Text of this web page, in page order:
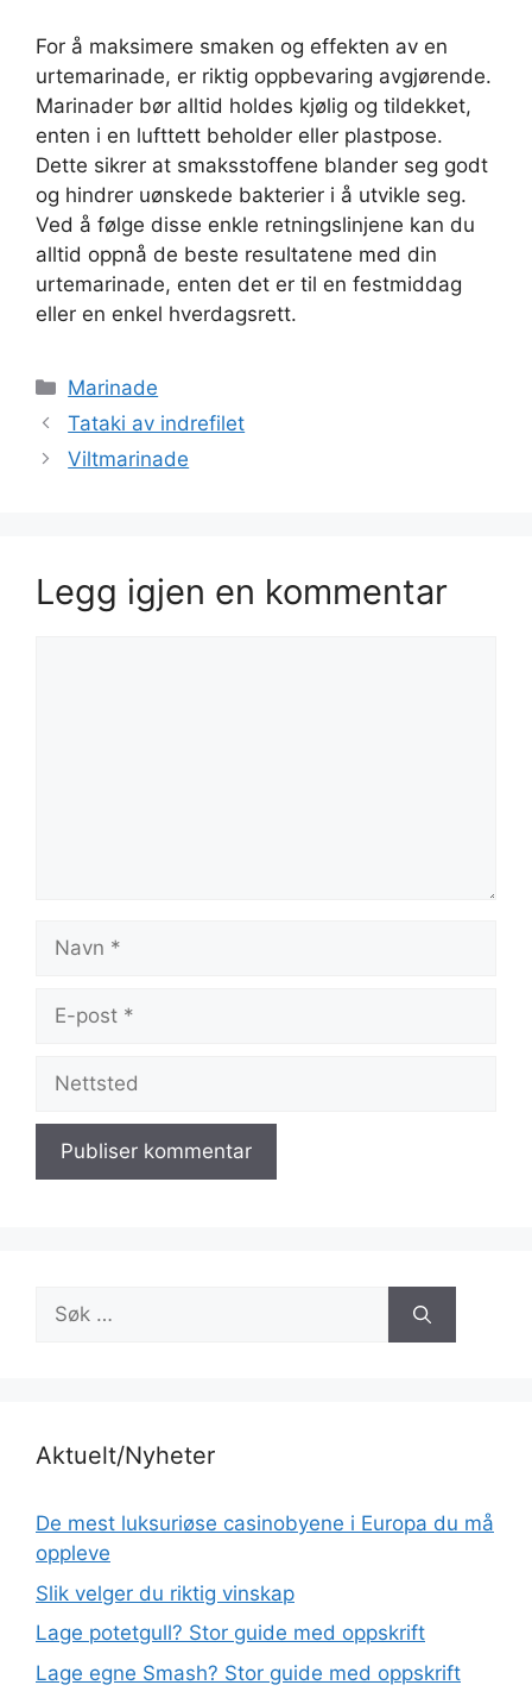
For å maksimere smaken og effekten av en
urtemarinade, er riktig oppbevaring avgjørende.
Marinader bør alltid holdes kjølig og tildekket,
enten i en lufttett beholder eller plastpose.
Dette sikrer at smaksstoffene blander seg godt
og hindrer uønskede bakterier i å utvikle seg.
Ved å følge disse enkle retningslinjene kan du
alltid oppnå de beste resultatene med din
urtemarinade, enten det er til en festmiddag
eller en enkel hverdagsrett.
Kategorier
Marinade
Tataki av indrefilet
Viltmarinade
Legg igjen en kommentar
Navn
Nettsted
Søk
etter:
Aktuelt/Nyheter
De mest luksuriøse casinobyene i Europa du må
oppleve
Slik velger du riktig vinskap
Lage potetgull? Stor guide med oppskrift
Lage egne Smash? Stor guide med oppskrift